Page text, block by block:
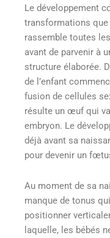
Le développement
transformations que
rassemble toutes
avant de parvenir à
structure élaborée.
de l’enfant
fusion de cellules
résulte un œuf qui
embryon. Le
déjà avant sa
pour devenir un
Au moment de sa
manque de tonus
positionner
laquelle, les bébés